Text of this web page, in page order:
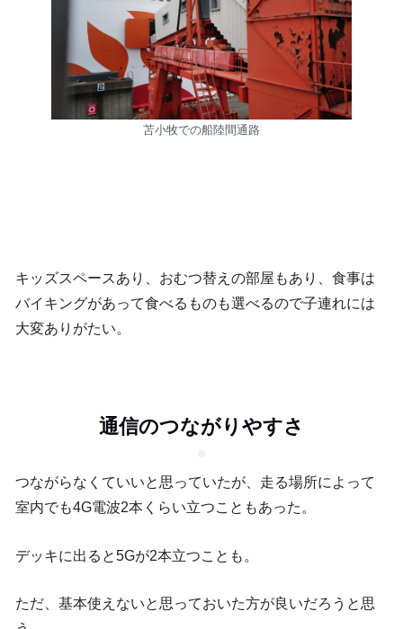
苫小牧での船陸間通路
キッズスペースあり、おむつ替えの部屋もあり、食事は
バイキングがあって食べるものも選べるので子連れには
大変ありがたい。
通信のつながりやすさ
つながらなくていいと思っていたが、走る場所によって
室内でも4G電波2本くらい立つこともあった。
デッキに出ると5Gが2本立つことも。
ただ、基本使えないと思っておいた方が良いだろうと思